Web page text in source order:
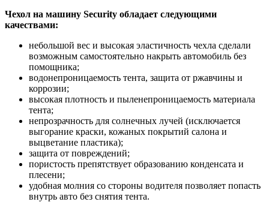
Чехол на машину Security обладает следующими
качествами:
небольшой вес и высокая эластичность чехла сделали
возможным самостоятельно накрыть автомобиль без
помощника;
водонепроницаемость тента, защита от ржавчины и
коррозии;
высокая плотность и пыленепроницаемость материала
тента;
непрозрачность для солнечных лучей (исключается
выгорание краски, кожаных покрытий салона и
выцветание пластика);
защита от повреждений;
пористость препятствует образованию конденсата и
плесени;
удобная молния со стороны водителя позволяет попасть
внутрь авто без снятия тента.